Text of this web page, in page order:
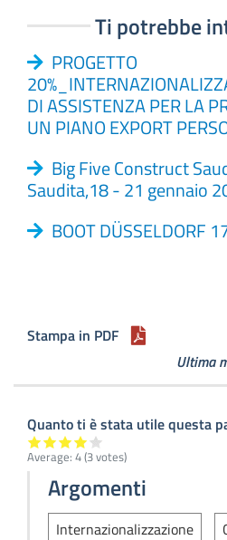
Ti potrebbe
PROGETTO
DI ASSISTENZA PER LA
UN PIANO EXPORT
Big Five Construct
Saudita,18 - 21 gennaio
BOOT DÜSSELDORF
Stampa in PDF
Ultima
Quanto ti è stata utile questa
Average: 4(3votes)
Argomenti
Internazionalizzazione